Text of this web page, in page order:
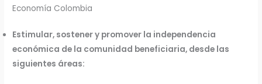
Economía Colombia
Estimular, sostener y promover la independencia
económica de la comunidad beneficiaria, desde las
siguientes áreas: